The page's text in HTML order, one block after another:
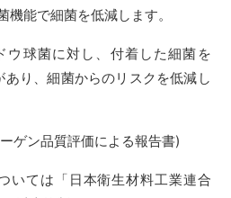
能で細菌を低減します。
ウ球菌に対し、付着した細菌を
り、細菌からのリスクを低減し
ゲン品質評価による報告書)
いては「日本衛生材料工業連合